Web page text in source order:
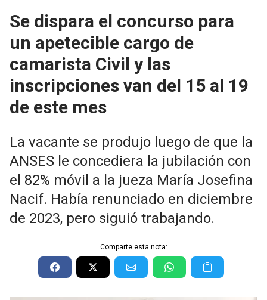
Se dispara el concurso para
un apetecible cargo de
camarista Civil y las
inscripciones van del 15 al 19
de este mes
La vacante se produjo luego de que la
ANSES le concediera la jubilación con
el 82% móvil a la jueza María Josefina
Nacif. Había renunciado en diciembre
de 2023, pero siguió trabajando.
Comparte esta nota: